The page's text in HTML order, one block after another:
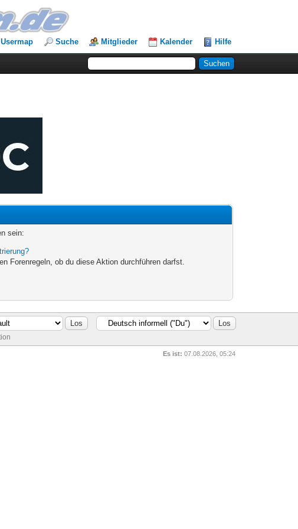
Usermap Suche Mitglieder Kalender Hilfe
sein:
Forenregeln, ob du diese Aktion durchführen darfst.
Es ist: 07.08.2026, 05:24